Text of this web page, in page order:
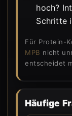
hoch?
Schritte
Für Protein-
MPB nicht
entscheidet
Häufige